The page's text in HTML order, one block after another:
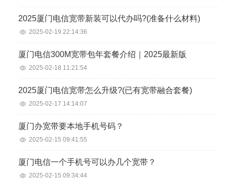
2025厦门电信宽带新装可以代办吗?(准备什么材料)
2025-02-19 22:14:36
厦门电信300M宽带包年套餐介绍｜2025最新版
2025-02-18 11:21:54
2025厦门电信宽带怎么升级?(已有宽带融合套餐)
2025-02-17 14:14:07
厦门办宽带要本地手机号码？
2025-02-15 09:41:55
厦门电信一个手机号可以办几个宽带？
2025-02-15 09:34:44